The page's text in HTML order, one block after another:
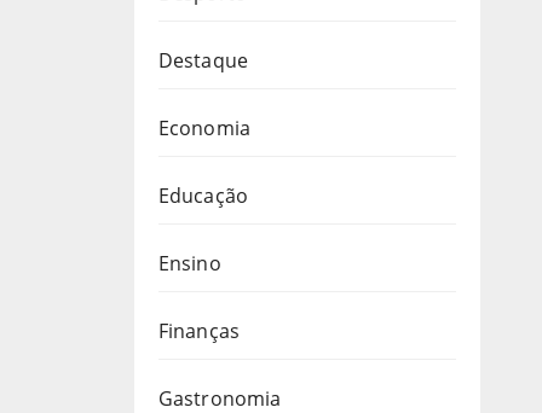
Destaque
Economia
Educação
Ensino
Finanças
Gastronomia